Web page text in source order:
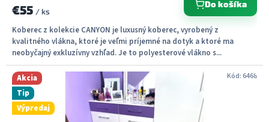
€55 / ks
Do košíka
Koberec z kolekcie CANYON je luxusný koberec, vyrobený z
kvalitného vlákna, ktoré je veľmi príjemné na dotyk a ktoré ma
neobyčajný exkluzívny vzhľad. Je to polyesterové vlákno s...
Akcia
Tip
Výpredaj
Kód:6468